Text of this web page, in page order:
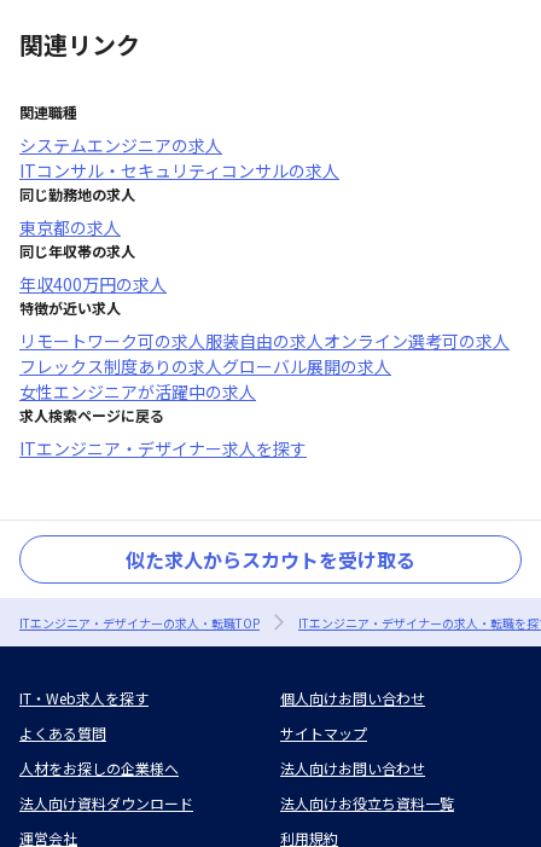
関連リンク
関連職種
システムエンジニアの求人
ITコンサル・セキュリティコンサルの求人
同じ勤務地の求人
東京都の求人
同じ年収帯の求人
年収400万円の求人
特徴が近い求人
リモートワーク可の求人服装自由の求人オンライン選考可の求人
フレックス制度あり の求人グローバル展開の求人
女性エンジニアが活躍中の求人
求人検索ページに戻る
ITエンジニア・デザイナー求人を探す
似た求人からスカウトを受け取る
ITエンジニア・デザイナーの求人・転職TOP ITエンジニア・デザイナーの求人・転職を
IT・Web求人を探す
個人向けお問い合わせ
よくある質問
サイトマップ
人材をお探しの企業様へ
法人向けお問い合わせ
法人向け資料ダウンロード
法人向けお役立ち資料一覧
運営会社
利用規約